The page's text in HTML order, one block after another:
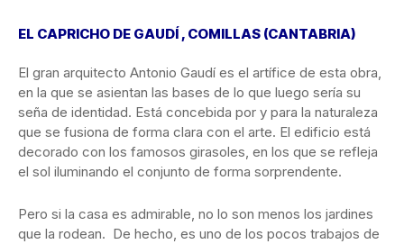
EL CAPRICHO DE GAUDÍ , COMILLAS (CANTABRIA)
El gran arquitecto Antonio Gaudí es el artífice de esta obra,
en la que se asientan las bases de lo que luego sería su
seña de identidad. Está concebida por y para la naturaleza
que se fusiona de forma clara con el arte. El edificio está
decorado con los famosos girasoles, en los que se refleja
el sol iluminando el conjunto de forma sorprendente.
Pero si la casa es admirable, no lo son menos los jardines
que la rodean. De hecho, es uno de los pocos trabajos de